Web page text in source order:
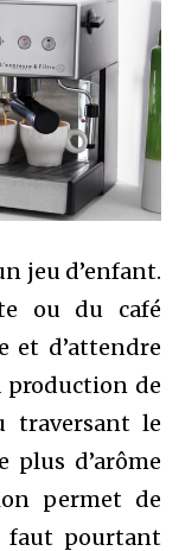
jeu d’enfant.
ou du café
et d’attendre
production de
traversant le
plus d’arôme
permet de
faut pourtant